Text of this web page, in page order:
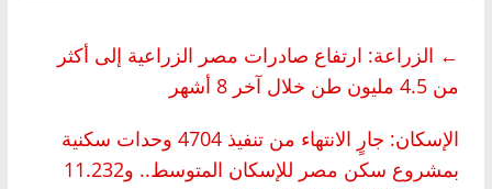
← الزراعة: ارتفاع صادرات مصر الزراعية إلى أكثر
من 4.5 مليون طن خلال آخر 8 أشهر
الإسكان: جارٍ الانتهاء من تنفيذ 4704 وحدات سكنية
بمشروع سكن مصر للإسكان المتوسط.. و11.232